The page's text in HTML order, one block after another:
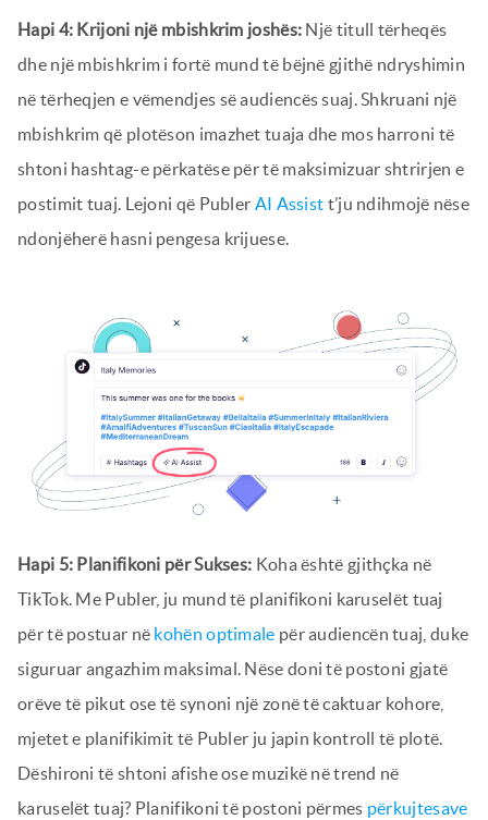
Hapi 4: Krijoni një mbishkrim joshës: Një titull tërheqës
dhe një mbishkrim i fortë mund të bëjnë gjithë ndryshimin
në tërheqjen e vëmendjes së audiencës suaj. Shkruani një
mbishkrim që plotëson imazhet tuaja dhe mos harroni të
shtoni hashtag-e përkatëse për të maksimizuar shtrirjen e
postimit tuaj. Lejoni që Publer AI Assist t’ju ndihmojë nëse
ndonjëherë hasni pengesa krijuese.
Hapi 5: Planifikoni për Sukses: Koha është gjithçka në
TikTok. Me Publer, ju mund të planifikoni karuselët tuaj
për të postuar në kohën optimale për audiencën tuaj, duke
siguruar angazhim maksimal. Nëse doni të postoni gjatë
orëve të pikut ose të synoni një zonë të caktuar kohore,
mjetet e planifikimit të Publer ju japin kontroll të plotë.
Dëshironi të shtoni afishe ose muzikë në trend në
karuselët tuaj? Planifikoni të postoni përmes përkujtesave